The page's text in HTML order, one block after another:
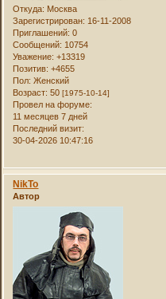
Откуда: Москва
Зарегистрирован: 16-11-2008
Приглашений: 0
Сообщений: 10754
Уважение: +13319
Позитив: +4655
Пол: Женский
Возраст: 50[1975-10-14]
Провел на форуме:
11 месяцев 7 дней
Последний визит:
30-04-2026 10:47:16
NikTo
Автор